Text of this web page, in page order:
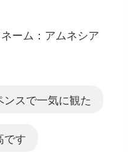
ーム：アムネシア
スで一気に観た
です